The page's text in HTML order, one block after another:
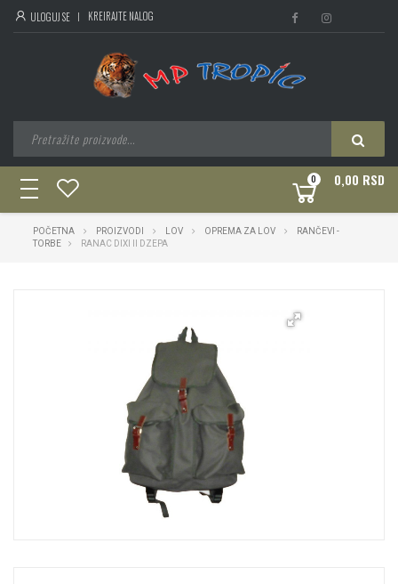
ULOGUJ SE KREIRAJTE NALOG
toggle
navigation
0 0,00 RSD
POČETNA PROIZVODI LOV OPREMA ZA LOV
RANČEVI -
TORBE
RANAC DIXI II DZEPA